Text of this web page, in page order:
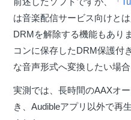
は音楽配信サービス向けと
DRMを解除する機能もあり
コンに保存したDRM保護付
な音声形式へ変換したい場合
実測では、長時間のAAXオ
き、Audibleアプリ以外で再